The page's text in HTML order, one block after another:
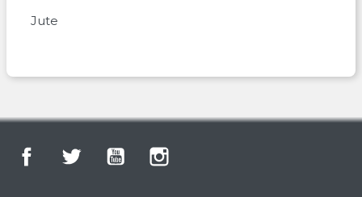
Jute
FacebookTwitter YouTube